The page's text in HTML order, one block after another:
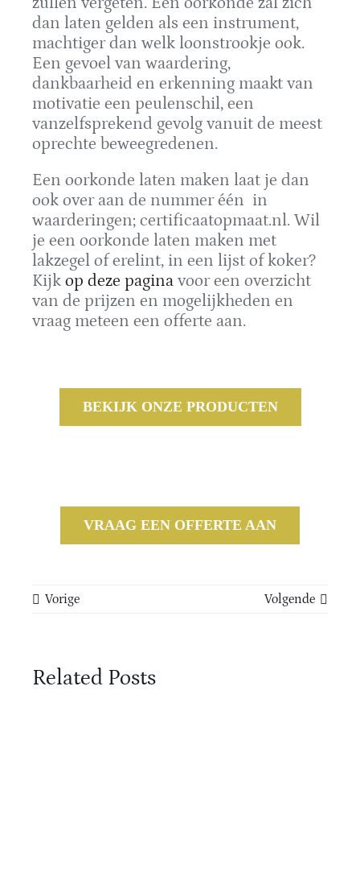
dan laten gelden als een instrument,
machtiger dan welk loonstrookje ook.
Een gevoel van waardering,
dankbaarheid en erkenning maakt van
motivatie een peulenschil, een
vanzelfsprekend gevolg vanuit de meest
oprechte beweegredenen.
Een oorkonde laten maken laat je dan
ook over aan de nummer één in
waarderingen; certificaatopmaat.nl. Wil
je een oorkonde laten maken met
lakzegel of erelint, in een lijst of koker?
Kijk op deze pagina voor een overzicht
van de prijzen en mogelijkheden en
vraag meteen een offerte aan.
BEKIJK ONZE PRODUCTEN
VRAAG EEN OFFERTE AAN
Vorige Volgende
Related Posts